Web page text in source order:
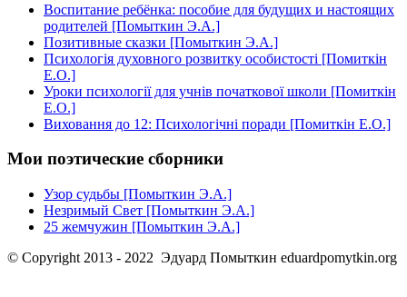
Воспитание ребёнка: пособие для будущих и настоящих
родителей [Помыткин Э.А.]
Позитивные сказки [Помыткин Э.А.]
Психологія духовного розвитку особистості [Помиткін
Е.О.]
Уроки психології для учнів початкової школи [Помиткін
Е.О.]
Виховання до 12: Психологічні поради [Помиткін Е.О.]
Мои поэтические сборники
Узор судьбы [Помыткин Э.А.]
Незримый Свет [Помыткин Э.А.]
25 жемчужин [Помыткин Э.А.]
© Copyright 2013 - 2022 Эдуард Помыткин eduardpomytkin.org